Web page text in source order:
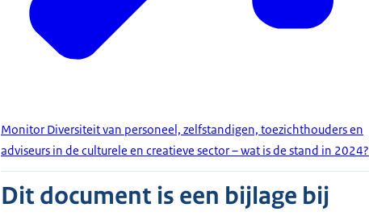
Monitor Diversiteit van personeel, zelfstandigen, toezichthouders en
adviseurs in de culturele en creatieve sector – wat is de stand in 2024?
Dit document is een bijlage bij